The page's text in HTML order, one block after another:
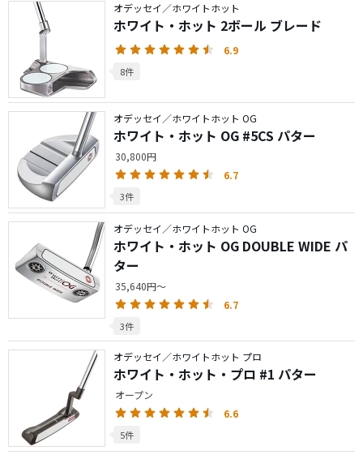
オデッセイ／ホワイトホット
ホワイト・ホット 2ボール ブレード
6.9
8件
オデッセイ／ホワイトホット OG
ホワイト・ホット OG #5CS パター
30,800円
6.7
3件
オデッセイ／ホワイトホット OG
ホワイト・ホット OG DOUBLE WIDE パ
ター
35,640円～
6.7
3件
オデッセイ／ホワイトホット プロ
ホワイト・ホット・プロ #1 パター
オープン
6.6
5件